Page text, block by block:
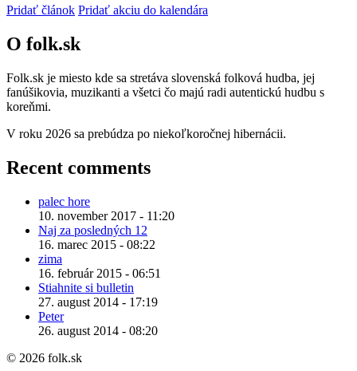
Pridať článok Pridať akciu do kalendára
O folk.sk
Folk.sk je miesto kde sa stretáva slovenská folková hudba, jej
fanúšikovia, muzikanti a všetci čo majú radi autentickú hudbu s
koreňmi.
V roku 2026 sa prebúdza po niekoľkoročnej hibernácii.
Recent comments
palec hore
10. november 2017 - 11:20
Naj za posledných 12
16. marec 2015 - 08:22
zima
16. február 2015 - 06:51
Stiahnite si bulletin
27. august 2014 - 17:19
Peter
26. august 2014 - 08:20
© 2026 folk.sk